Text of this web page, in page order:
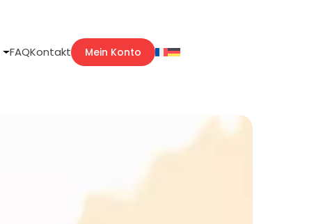
FAQKontakt Mein Konto